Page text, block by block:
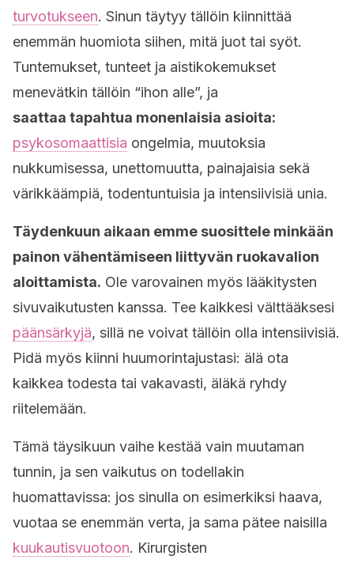
turvotukseen. Sinun täytyy tällöin kiinnittää
enemmän huomiota siihen, mitä juot tai syöt.
Tuntemukset, tunteet ja aistikokemukset
menevätkin tällöin “ihon alle”, ja
saattaa tapahtua monenlaisia asioita:
psykosomaattisia ongelmia, muutoksia
nukkumisessa, unettomuutta, painajaisia sekä
värikkäämpiä, todentuntuisia ja intensiivisiä unia.
Täydenkuun aikaan emme suosittele minkään
painon vähentämiseen liittyvän ruokavalion
aloittamista. Ole varovainen myös lääkitysten
sivuvaikutusten kanssa. Tee kaikkesi välttääksesi
päänsärkyjä, sillä ne voivat tällöin olla intensiivisiä.
Pidä myös kiinni huumorintajustasi: älä ota
kaikkea todesta tai vakavasti, äläkä ryhdy
riitelemään.
Tämä täysikuun vaihe kestää vain muutaman
tunnin, ja sen vaikutus on todellakin
huomattavissa: jos sinulla on esimerkiksi haava,
vuotaa se enemmän verta, ja sama pätee naisilla
kuukautisvuotoon. Kirurgisten